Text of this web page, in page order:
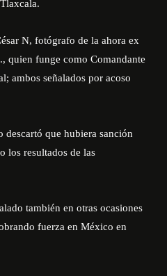
N, fotógrafo de la ahora ex
quien funge como Comandante
ambos señalados por acoso
descartó que hubiera sanción
los resultados de las
también en otras ocasiones
fuerza en México en